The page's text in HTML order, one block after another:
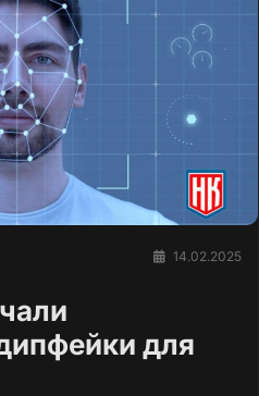
14.02.2025
для